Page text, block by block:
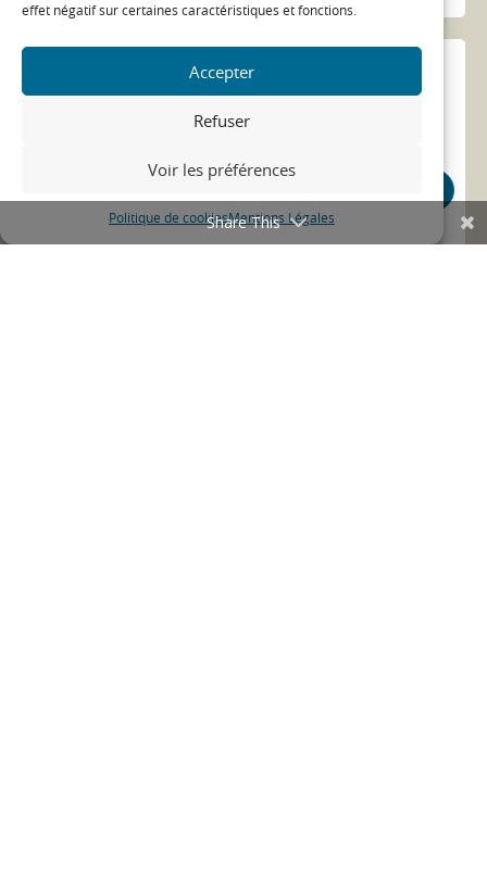
effet négatif sur certaines caractéristiques et fonctions.
Accepter
Refuser
Voir les préférences
Politique de cookiesMentions Légales
Share This